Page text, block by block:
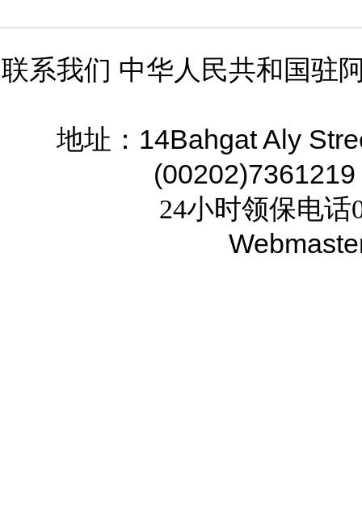
联系我们 中华人民共和国驻
地址： 14Bahgat Aly
(00202)7361219
24小时领保电话